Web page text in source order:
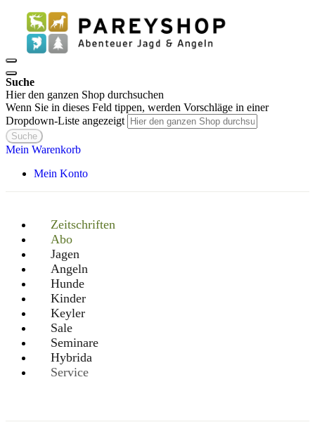
Suche
Hier den ganzen Shop durchsuchen
Wenn Sie in dieses Feld tippen, werden Vorschläge in einer
Dropdown-Liste angezeigt
Suche
Mein Warenkorb
Mein Konto
Zeitschriften
Abo
Jagen
Angeln
Hunde
Kinder
Keyler
Sale
Seminare
Hybrida
Service